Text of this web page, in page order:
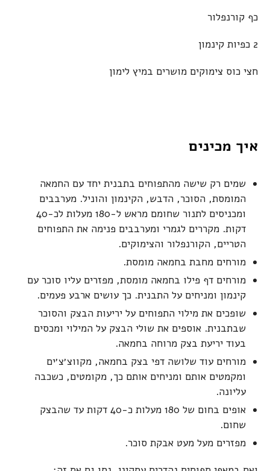
כף קורנפלור
2 כפיות קינמון
חצי כוס צימוקים מושרים במיץ לימון
איך מכינים
שמים רק שישה מהתפוחים בתבנית יחד עם החמאה
המומסת, הסוכר, הדבש, הקינמון והוניל. מערבבים
ומכניסים לתנור שחומם מראש ל-180 מעלות לכ-40
דקות. מקררים לגמרי ומערבבים פנימה את התפוחים
הטריים, הקורנפלור והצימוקים.
מורחים מחבת בחמאה מומסת.
מורחים דף פילו בחמאה מומסת, מפזרים עליו סוכר עם
קינמון ומניחים על התבנית. כך עושים ארבע פעמים.
שופכים את מילוי התפוחים על יריעות הבצק והסוכר
שבתבנית. אוספים את שולי הבצק על המילוי ומכסים
בעוד יריעת בצק מרוחה בחמאה.
מורחים עוד שלושה דפי בצק בחמאה, מקווצ׳צ׳ים
ומקמטים אותם ומניחים אותם כך, מקומטים, כשכבה
עליונה.
אופים בחום של 180 מעלות כ-40 דקות עד שהבצק
שחום.
מפזרים מעל מעט אבקת סוכר.